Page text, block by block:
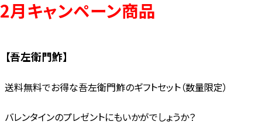
2月キャンペーン商品
【吾左衛門鮓】
送料無料でお得な吾左衛門鮓のギフトセット（数量限定）
バレンタインのプレゼントにもいかがでしょうか？